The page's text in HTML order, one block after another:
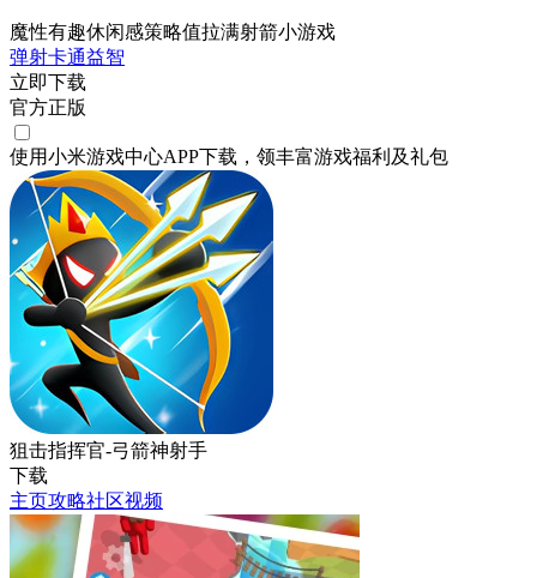
魔性有趣休闲感策略值拉满射箭小游戏
弹射卡通益智
立即下载
官方正版
使用小米游戏中心APP下载 ，领丰富游戏福利 及礼包
狙击指挥官-弓箭神射手
下载
主页攻略社区视频